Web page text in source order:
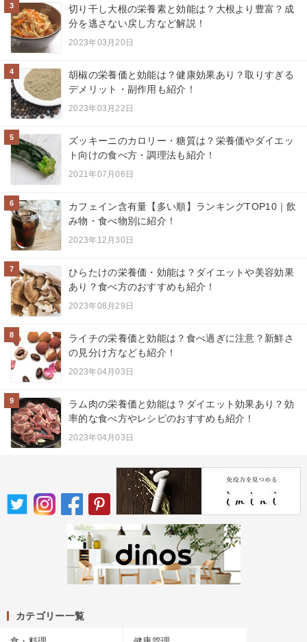
3
切り干し大根の栄養素と効能は？大根より豊富？成
分を逃さない戻し方など解説！
2023年03月20日
4
胡椒の栄養価と効能は？健康効果あり？取りすぎる
デメリット・副作用も紹介！
2023年03月22日
5
ズッキーニのカロリー・糖質は？栄養価やダイエッ
ト向けの食べ方・調理法も紹介！
2021年07月06日
6
カフェイン含有量【多い順】ランキングTOP10｜飲
み物・食べ物別に紹介！
2023年12月30日
7
ひらたけの栄養価・効能は？ダイエットや美容効果
あり？食べ方のおすすめも紹介！
2023年08月29日
8
ライチの栄養価と効能は？食べ過ぎに注意？新鮮さ
の見分け方なども紹介！
2023年04月03日
9
ラム肉の栄養価と効能は？ダイエット効果あり？効
率的な食べ方やレシピのおすすめも紹介！
2023年04月03日
カテゴリー一覧